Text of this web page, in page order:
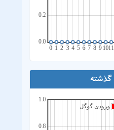
0 1 2 3 4 5 6 7 8 9 1011
0.0
0.2
0.8
1.0
ورودی گوگل